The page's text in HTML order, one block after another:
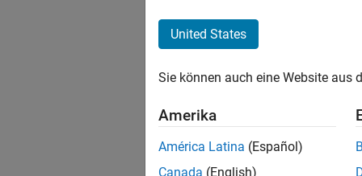
Stellen
Es
Region
United States
Sie können auch eine Website aus
Amerika
América Latina (Español)
Canada (English)